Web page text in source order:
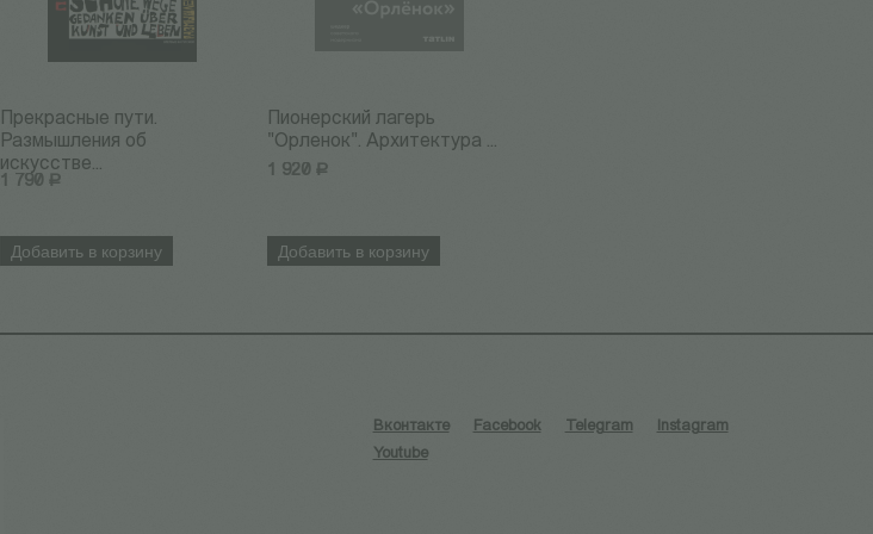
Прекрасные пути.
Размышления об
искусстве...
1 790 Р
Добавить в корзину
Пионерский лагерь
"Орленок". Архитектура ...
1 920 Р
Добавить в корзину
Вконтакте Facebook Telegram
Instagram
Youtube